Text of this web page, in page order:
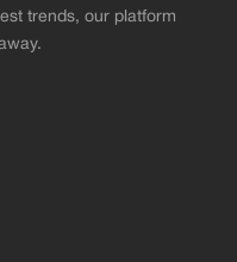
trends, our platform